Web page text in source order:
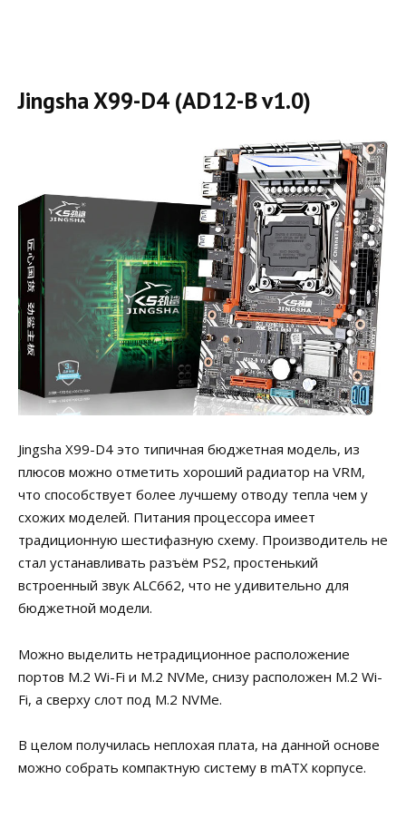
Jingsha X99-D4 (AD12-B v1.0)
Jingsha X99-D4 это типичная бюджетная модель, из
плюсов можно отметить хороший радиатор на VRM,
что способствует более лучшему отводу тепла чем у
схожих моделей. Питания процессора имеет
традиционную шестифазную схему. Производитель не
стал устанавливать разъём PS2, простенький
встроенный звук ALC662, что не удивительно для
бюджетной модели.
Можно выделить нетрадиционное расположение
портов M.2 Wi-Fi и M.2 NVMe, снизу расположен M.2 Wi-
Fi, а сверху слот под M.2 NVMe.
В целом получилась неплохая плата, на данной основе
можно собрать компактную систему в mATX корпусе.